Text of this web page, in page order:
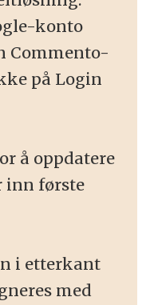
konto
Commento-
på Login
å oppdatere
inn første
i etterkant
med